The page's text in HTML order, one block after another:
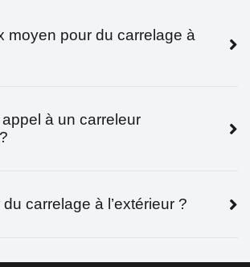
moyen pour du carrelage à
à un carreleur
carrelage à l’extérieur ?